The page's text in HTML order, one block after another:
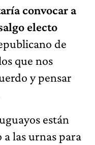
convocar a
electo
de
que nos
y pensar
están
las urnas para